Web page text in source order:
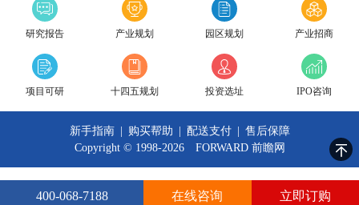
400-068-7188 在线咨询 立即订购
研究报告 产业规划 园区规划 产业招商
项目可研 十四五规划 投资选址 IPO咨询
新手指南 购买帮助 配送支付
售后保障
Copyright © 1998-2026 FORWARD 前瞻网